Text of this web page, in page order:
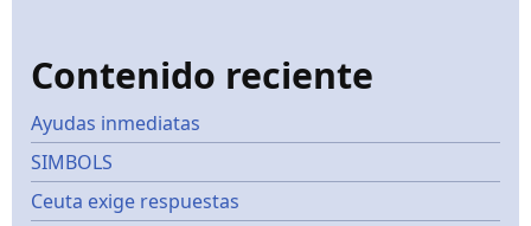
Contenido reciente
Ayudas inmediatas
SIMBOLS
Ceuta exige respuestas